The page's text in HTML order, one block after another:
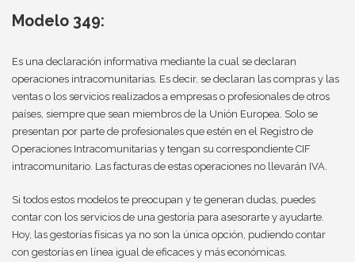
Modelo 349:
Es una declaración informativa mediante la cual se declaran
operaciones intracomunitarias. Es decir, se declaran las compras y las
ventas o los servicios realizados a empresas o profesionales de otros
países, siempre que sean miembros de la Unión Europea. Solo se
presentan por parte de profesionales que estén en el Registro de
Operaciones Intracomunitarias y tengan su correspondiente CIF
intracomunitario. Las facturas de estas operaciones no llevarán IVA.
Si todos estos modelos te preocupan y te generan dudas, puedes
contar con los servicios de una gestoría para asesorarte y ayudarte.
Hoy, las gestorías físicas ya no son la única opción, pudiendo contar
con gestorías en línea igual de eficaces y más económicas.